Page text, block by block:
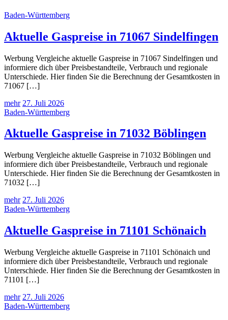
Baden-Württemberg
Aktuelle Gaspreise in 71067 Sindelfingen
Werbung Vergleiche aktuelle Gaspreise in 71067 Sindelfingen und
informiere dich über Preisbestandteile, Verbrauch und regionale
Unterschiede. Hier finden Sie die Berechnung der Gesamtkosten in
71067 […]
mehr 27. Juli 2026
Baden-Württemberg
Aktuelle Gaspreise in 71032 Böblingen
Werbung Vergleiche aktuelle Gaspreise in 71032 Böblingen und
informiere dich über Preisbestandteile, Verbrauch und regionale
Unterschiede. Hier finden Sie die Berechnung der Gesamtkosten in
71032 […]
mehr 27. Juli 2026
Baden-Württemberg
Aktuelle Gaspreise in 71101 Schönaich
Werbung Vergleiche aktuelle Gaspreise in 71101 Schönaich und
informiere dich über Preisbestandteile, Verbrauch und regionale
Unterschiede. Hier finden Sie die Berechnung der Gesamtkosten in
71101 […]
mehr 27. Juli 2026
Baden-Württemberg